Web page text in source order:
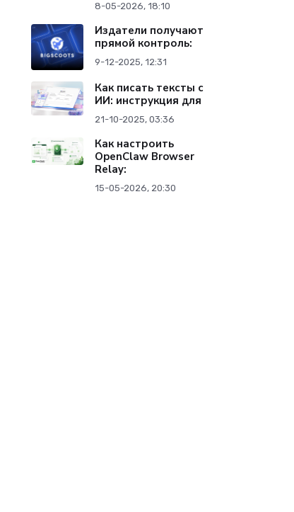
8-05-2026, 18:10
Издатели получают
прямой контроль:
9-12-2025, 12:31
Как писать тексты с
ИИ: инструкция для
21-10-2025, 03:36
Как настроить
OpenClaw Browser
Relay:
15-05-2026, 20:30